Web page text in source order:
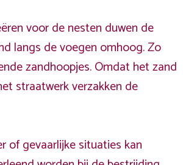
voor de nesten duwen de
langs de voegen omhoog. Zo
zandhoopjes. Omdat het zand
straatwerk verzakken de
of gevaarlijke situaties kan